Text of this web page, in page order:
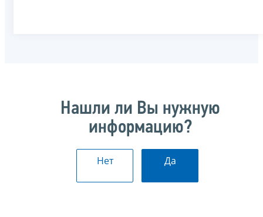
Нашли ли Вы нужную
информацию?
Нет Да